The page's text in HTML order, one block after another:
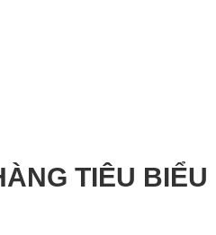
TIÊU BIỂU